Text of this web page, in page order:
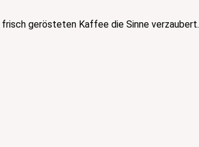
gerösteten Kaffee die Sinne verzaubert.